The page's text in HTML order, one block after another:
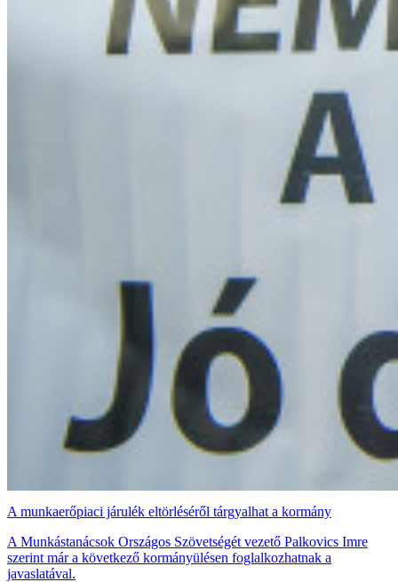
A munkaerőpiaci járulék eltörléséről tárgyalhat a kormány
A Munkástanácsok Országos Szövetségét vezető Palkovics Imre
szerint már a következő kormányülésen foglalkozhatnak a
javaslatával.